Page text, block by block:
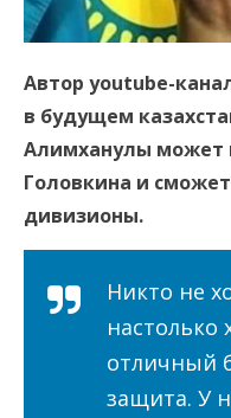
Автор youtube-
в будущем
Алимханулы может
Головкина и
дивизионы.
Никто не
настолько
отличный
защита. У